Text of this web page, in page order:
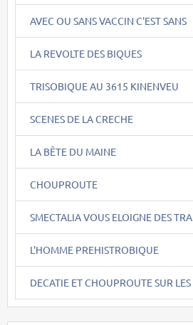
AVEC OU SANS VACCIN C'EST SANS
LA REVOLTE DES BIQUES
TRISOBIQUE AU 3615 KINENVEU
SCENES DE LA CRECHE
LA BÊTE DU MAINE
CHOUPROUTE
SMECTALIA VOUS ELOIGNE DES TRA
L'HOMME PREHISTROBIQUE
DECATIE ET CHOUPROUTE SUR LES